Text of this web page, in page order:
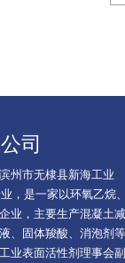
司
市无棣县新海工业
，是一家以环氧乙烷、
业，主要生产混凝土减
、固体羧酸、消泡剂等
业表面活性剂理事会副